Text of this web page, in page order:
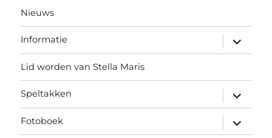
Nieuws
Informatie
Lid worden van Stella Maris
Speltakken
Fotoboek